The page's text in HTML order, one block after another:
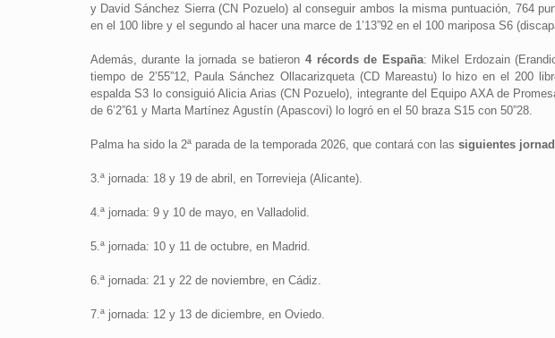
y David Sánchez Sierra (CN Pozuelo) al conseguir ambos la misma puntuación, 764
en el 100 libre y el segundo al hacer una marce de 1’13”92 en el 100 mariposa S6
Además, durante la jornada se batieron4 récords de España: Mikel Erdozain
tiempo de 2’55”12, Paula Sánchez Ollacarizqueta (CD Mareastu) lo hizo en el 200
espalda S3 lo consiguió Alicia Arias (CN Pozuelo), integrante del Equipo AXA de
de 6’2”61 y Marta Martínez Agustín (Apascovi) lo logró en el 50 braza S15 con 50”28.
Palma ha sido la 2ª parada de la temporada 2026, que contará con las siguientes
3.ª jornada: 18 y 19 de abril, en Torrevieja (Alicante).
4.ª jornada: 9 y 10 de mayo, en Valladolid.
5.ª jornada: 10 y 11 de octubre, en Madrid.
6.ª jornada: 21 y 22 de noviembre, en Cádiz.
7.ª jornada: 12 y 13 de diciembre, en Oviedo.